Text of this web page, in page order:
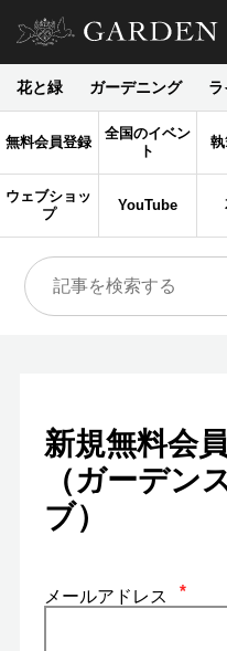
花と緑 ガーデニング
無料会員登録
全国のイベン
ト
ウェブショッ
プ
YouTube
新規無料会
（ガーデン
ブ）
メールアドレス